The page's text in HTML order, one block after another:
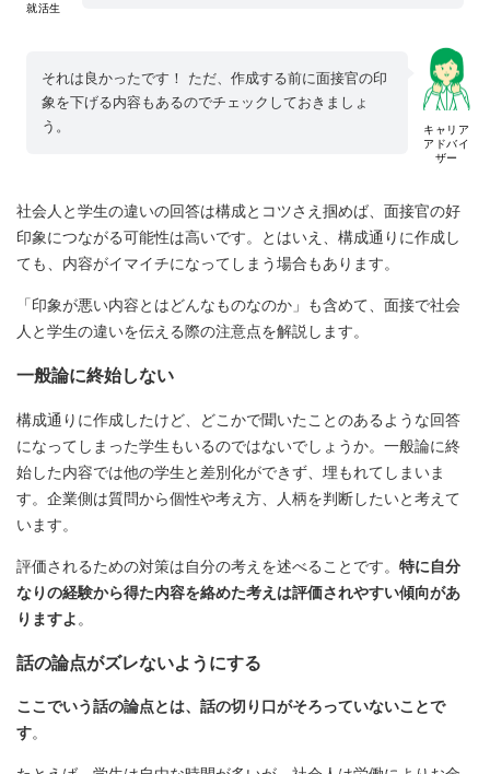
就活生
キャリア
アドバイ
ザー
それは良かったです！ ただ、作成する前に面接官の印
象を下げる内容もあるのでチェックしておきましょ
う。
社会人と学生の違いの回答は構成とコツさえ掴めば、面接官の好
印象につながる可能性は高いです。とはいえ、構成通りに作成し
ても、内容がイマイチになってしまう場合もあります。
「印象が悪い内容とはどんなものなのか」も含めて、面接で社会
人と学生の違いを伝える際の注意点を解説します。
一般論に終始しない
構成通りに作成したけど、どこかで聞いたことのあるような回答
になってしまった学生もいるのではないでしょうか。一般論に終
始した内容では他の学生と差別化ができず、埋もれてしまいま
す。企業側は質問から個性や考え方、人柄を判断したいと考えて
います。
評価されるための対策は自分の考えを述べることです。 特に自分
なりの経験から得た内容を絡めた考えは評価されやすい傾向があ
りますよ 。
話の論点がズレないようにする
ここでいう話の論点とは、話の切り口がそろっていないことで
す。